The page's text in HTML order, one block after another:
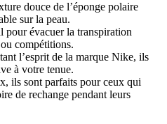
douce de l’éponge polaire
sur la peau.
pour évacuer la transpiration
compétitions.
l’esprit de la marque Nike, ils
à votre tenue.
ils sont parfaits pour ceux qui
de rechange pendant leurs